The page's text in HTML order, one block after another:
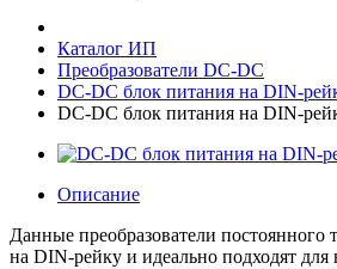
Каталог ИП
Преобразователи DC-DC
DC-DС блок питания на DIN-
DC-DС блок питания на DIN-
Описание
Данные преобразователи постоянного
на DIN-рейку и идеально подходят для